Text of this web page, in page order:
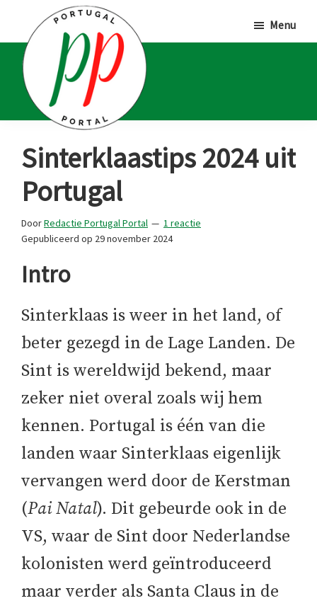
hoofd
inhoud
eerste
sidebar
voettekst
Portal
Voor
Portugalliefhebbers
en
fanaten
Menu
Sinterklaastips 2024 uit
Portugal
DoorRedactie Portugal Portal
1 reactie
Gepubliceerd op 29 november 2024
Intro
Sinterklaas is weer in het land, of
beter gezegd in de Lage Landen. De
Sint is wereldwijd bekend, maar
zeker niet overal zoals wij hem
kennen. Portugal is één van die
landen waar Sinterklaas eigenlijk
vervangen werd door de Kerstman
(Pai Natal). Dit gebeurde ook in de
VS, waar de Sint door Nederlandse
kolonisten werd geïntroduceerd
maar verder als Santa Claus in de